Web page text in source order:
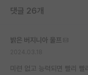
댓글 26개
밝은 버지니아 울프
미련 없고 능력되면 빨리 빨